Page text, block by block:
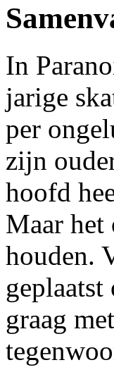
In
jarige
per
zijn
hoofd
Maar het
houden.
graag